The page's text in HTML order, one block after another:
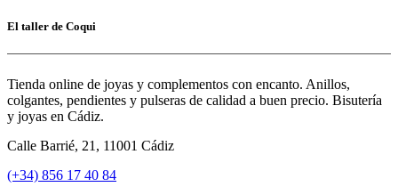
El taller de Coqui
Tienda online de joyas y complementos con encanto. Anillos,
colgantes, pendientes y pulseras de calidad a buen precio. Bisutería
y joyas en Cádiz.
Calle Barrié, 21, 11001 Cádiz
(+34) 856 17 40 84